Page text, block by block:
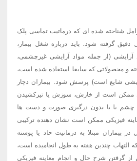
شناخته شده ای که درماتیت تماسی پلک
دقیق گرفته شود. باید درباره شغل بیمار،
(از جمله مواد آرایشی غیرچشمی،
و محصولاتی که سابقا استفاده شده است،
شایع است) پرسش شود. بیماران دچار
ممکن است از خارش، سوزش یا تیرکشیدن
چشم با یا بدون درگیری صورت و دست ها
فیزیکی ممکن است نشان دهنده ترکیبی
در بیماران مبتلا به درماتیت حاد یا پوسته
التهاب چندین هفته به طول انجامیده است،
اگر پس از گرفتن شرح حال و انجام معاینه فیزیکی